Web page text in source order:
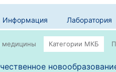
Информация Лаборатория